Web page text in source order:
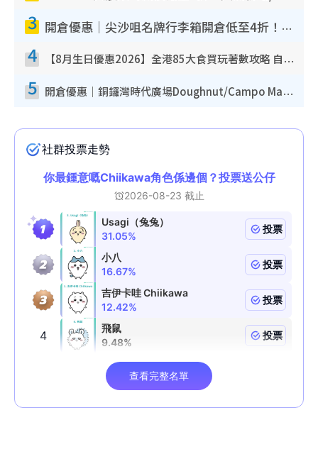
3 開倉優惠｜尖沙咀名牌行李箱開倉低至4折！一連5日 American Tourister/ace./Hallmark $200起！
4 【8月生日優惠2026】全港85大食買玩著數攻略 自助餐/火鍋放題同行免費＋誠品/DONKI送現金券
5 開倉優惠｜銅鑼灣時代廣場Doughnut/Campo Marzio開倉低至1折！背囊、書包、手袋劈價$200起